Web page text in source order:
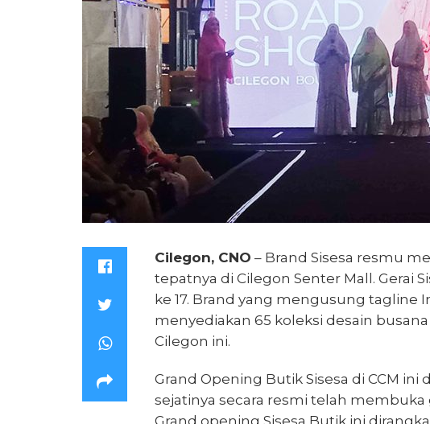
Cilegon, CNO – Brand Sisesa resmu
tepatnya di Cilegon Senter Mall. Gerai
ke 17. Brand yang mengusung tagline
menyediakan 65 koleksi desain
Cilegon ini.
Grand Opening Butik Sisesa di CCM ini
sejatinya secara resmi telah